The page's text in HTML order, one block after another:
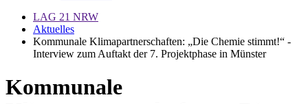
LAG 21 NRW
Aktuelles
Kommunale Klimapartnerschaften: „Die Chemie stimmt!“ -
Interview zum Auftakt der 7. Projektphase in Münster
Kommunale